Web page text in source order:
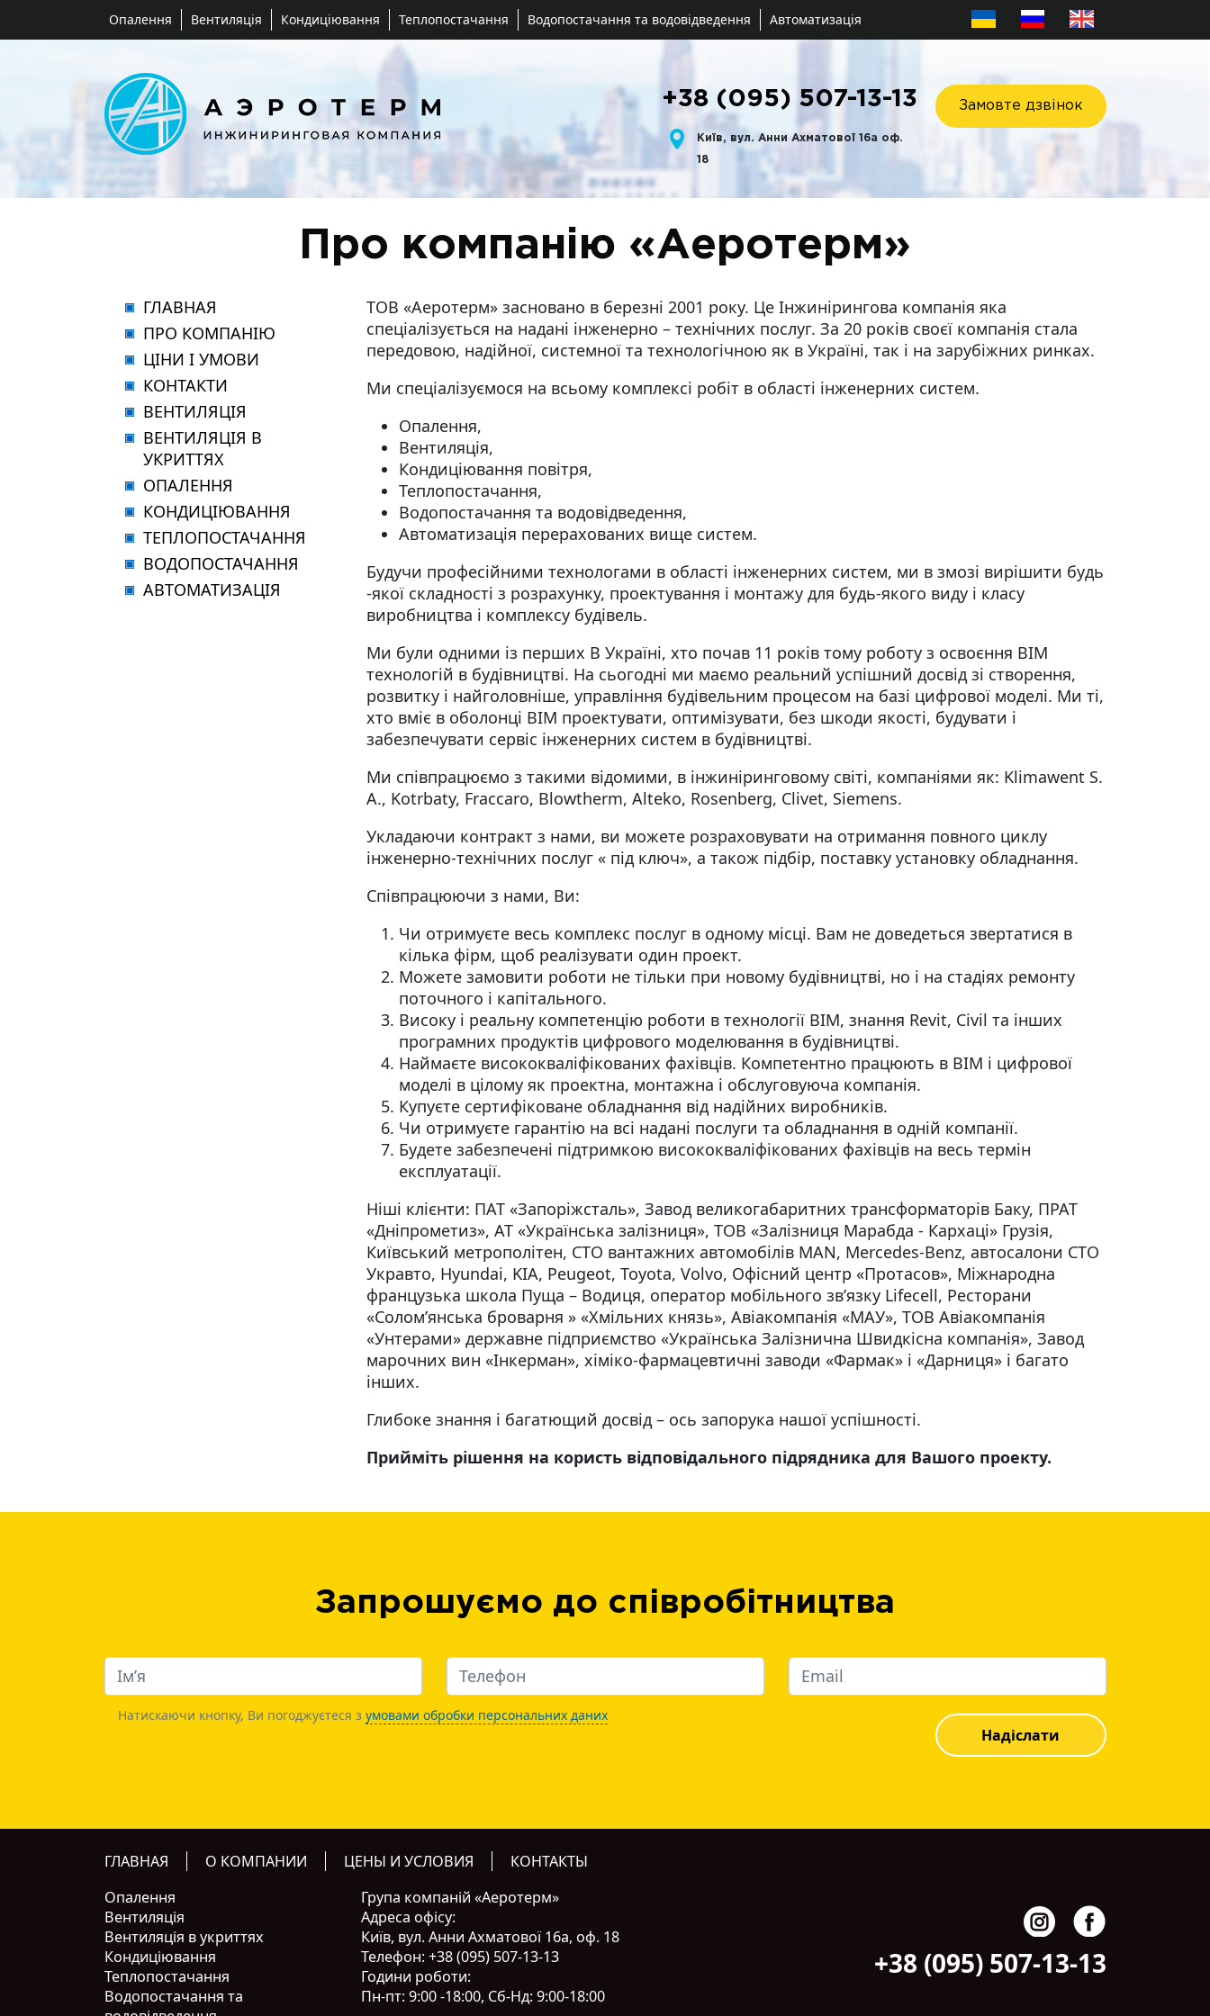
Опалення Вентиляція Кондиціювання Теплопостачання Водопостачання та водовідведення Автоматизація
Замовте дзвінок
+38 (095) 507-13-13
Київ, вул. Анни Ахматової 16а оф.
18
Про компанію «Аеротерм»
ГЛАВНАЯ
ПРО КОМПАНІЮ
ЦІНИ І УМОВИ
КОНТАКТИ
ВЕНТИЛЯЦІЯ
ВЕНТИЛЯЦІЯ В
УКРИТТЯХ
ОПАЛЕННЯ
КОНДИЦІЮВАННЯ
ТЕПЛОПОСТАЧАННЯ
ВОДОПОСТАЧАННЯ
АВТОМАТИЗАЦІЯ
ТОВ «Аеротерм» засновано в березні 2001 року. Це Інжинірингова компанія яка
спеціалізується на надані інженерно – технічних послуг. За 20 років своєї компанія стала
передовою, надійної, системної та технологічною як в Україні, так і на зарубіжних ринках.
Ми спеціалізуємося на всьому комплексі робіт в області інженерних систем.
Опалення,
Вентиляція,
Кондиціювання повітря,
Теплопостачання,
Водопостачання та водовідведення,
Автоматизація перерахованих вище систем.
Будучи професійними технологами в області інженерних систем, ми в змозі вирішити будь
-якої складності з розрахунку, проектування і монтажу для будь-якого виду і класу
виробництва і комплексу будівель.
Ми були одними із перших В Україні, хто почав 11 років тому роботу з освоєння ВІМ
технологій в будівництві. На сьогодні ми маємо реальний успішний досвід зі створення,
розвитку і найголовніше, управління будівельним процесом на базі цифрової моделі. Ми ті,
хто вміє в оболонці ВІМ проектувати, оптимізувати, без шкоди якості, будувати і
забезпечувати сервіс інженерних систем в будівництві.
Ми співпрацюємо з такими відомими, в інжиніринговому світі, компаніями як: Klimawent S.
A., Kotrbaty, Fraccaro, Blowtherm, Alteko, Rosenberg, Clivet, Siemens.
Укладаючи контракт з нами, ви можете розраховувати на отримання повного циклу
інженерно-технічних послуг « під ключ», а також підбір, поставку установку обладнання.
Співпрацюючи з нами, Ви:
Чи отримуєте весь комплекс послуг в одному місці. Вам не доведеться звертатися в
кілька фірм, щоб реалізувати один проект.
Можете замовити роботи не тільки при новому будівництві, но і на стадіях ремонту
поточного і капітального.
Високу і реальну компетенцію роботи в технології ВІМ, знання Revit, Civil та інших
програмних продуктів цифрового моделювання в будівництві.
Наймаєте висококваліфікованих фахівців. Компетентно працюють в ВІМ і цифрової
моделі в цілому як проектна, монтажна і обслуговуюча компанія.
Купуєте сертифіковане обладнання від надійних виробників.
Чи отримуєте гарантію на всі надані послуги та обладнання в одній компанії.
Будете забезпечені підтримкою висококваліфікованих фахівців на весь термін
експлуатації.
Ніші клієнти: ПАТ «Запоріжсталь», Завод великогабаритних трансформаторів Баку, ПРАТ
«Дніпрометиз», АТ «Українська залізниця», ТОВ «Залізниця Марабда - Кархаці» Грузія,
Київський метрополітен, СТО вантажних автомобілів MAN, Mercedes-Benz, автосалони СТО
Укравто, Hyundai, KIA, Peugeot, Toyota, Volvo, Офісний центр «Протасов», Міжнародна
французька школа Пуща – Водиця, оператор мобільного зв’язку Lifecell, Ресторани
«Солом’янська броварня » «Хмільних князь», Авіакомпанія «МАУ», ТОВ Авіакомпанія
«Унтерами» державне підприємство «Українська Залізнична Швидкісна компанія», Завод
марочних вин «Інкерман», хіміко-фармацевтичні заводи «Фармак» і «Дарниця» і багато
інших.
Глибоке знання і багатющий досвід – ось запорука нашої успішності.
Прийміть рішення на користь відповідального підрядника для Вашого проекту.
Запрошуємо до співробітництва
Натискаючи кнопку, Ви погоджуєтеся з умовами обробки персональних даних
Надіслати
ГЛАВНАЯ О КОМПАНИИ ЦЕНЫ И УСЛОВИЯ
КОНТАКТЫ
Опалення
Вентиляція
Вентиляція в укриттях
Кондиціювання
Теплопостачання
Водопостачання та
Група компаній «Аеротерм»
Адреса офісу:
Київ, вул. Анни Ахматової 16а, оф. 18
Телефон: +38 (095) 507-13-13
Години роботи:
Пн-пт: 9:00 -18:00, Сб-Нд: 9:00-18:00
+38 (095) 507-13-13